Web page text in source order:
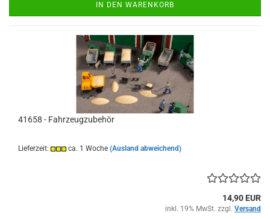
IN DEN WARENKORB
41658 - Fahrzeugzubehör
Lieferzeit: ca. 1 Woche (Ausland abweichend)
14,90 EUR
inkl. 19% MwSt. zzgl. Versand